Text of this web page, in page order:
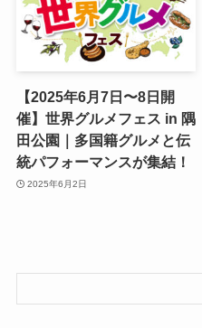
【2025年6月7日〜8日開
催】世界グルメフェス in 隅
田公園｜多国籍グルメと伝
統パフォーマンスが集結！
2025年6月2日